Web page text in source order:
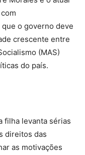
o governo deve
crescente entre
(MAS)
do país.
filha levanta sérias
direitos das
as motivações